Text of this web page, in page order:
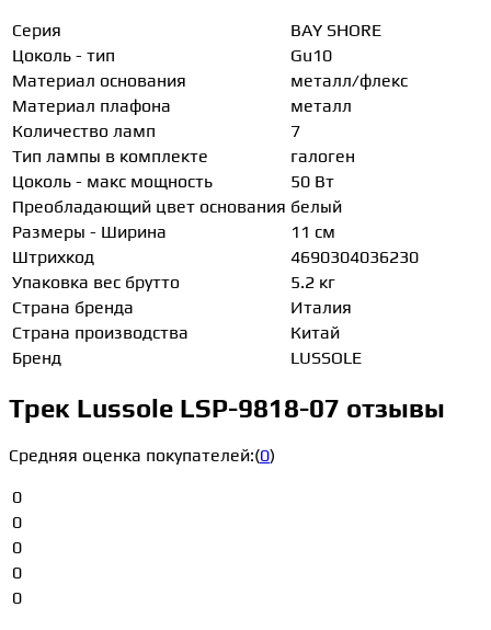
Серия
BAY SHORE
Цоколь - тип
Gu10
Материал основания
металл/флекс
Материал плафона
металл
Количество ламп
7
Тип лампы в комплекте
галоген
Цоколь - макс мощность
50 Вт
Преобладающий цвет основания белый
Размеры - Ширина
11 см
Штрихкод
4690304036230
Упаковка вес брутто
5.2 кг
Страна бренда
Италия
Страна производства
Китай
Бренд
LUSSOLE
Трек Lussole LSP-9818-07 отзывы
Средняя оценка покупателей:(0)
0
0
0
0
0